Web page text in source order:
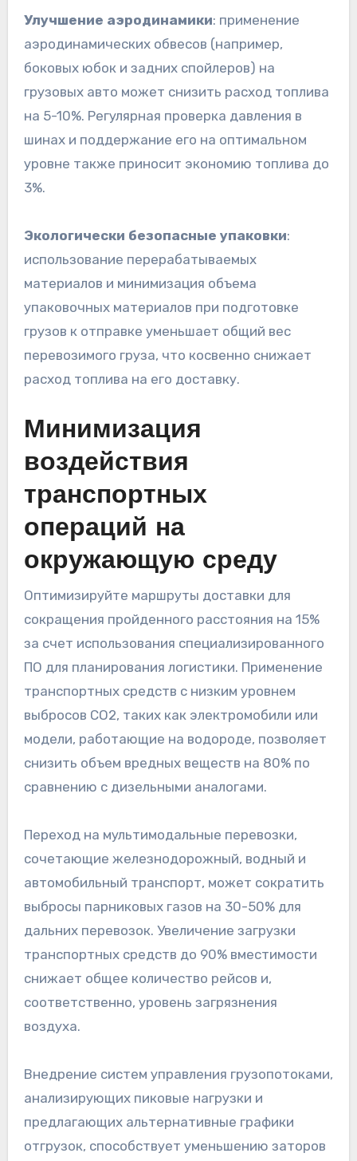
Улучшение аэродинамики: применение
аэродинамических обвесов (например,
боковых юбок и задних спойлеров) на
грузовых авто может снизить расход топлива
на 5-10%. Регулярная проверка давления в
шинах и поддержание его на оптимальном
уровне также приносит экономию топлива до
3%.
Экологически безопасные упаковки:
использование перерабатываемых
материалов и минимизация объема
упаковочных материалов при подготовке
грузов к отправке уменьшает общий вес
перевозимого груза, что косвенно снижает
расход топлива на его доставку.
Минимизация
воздействия
транспортных
операций на
окружающую среду
Оптимизируйте маршруты доставки для
сокращения пройденного расстояния на 15%
за счет использования специализированного
ПО для планирования логистики. Применение
транспортных средств с низким уровнем
выбросов CO2, таких как электромобили или
модели, работающие на водороде, позволяет
снизить объем вредных веществ на 80% по
сравнению с дизельными аналогами.
Переход на мультимодальные перевозки,
сочетающие железнодорожный, водный и
автомобильный транспорт, может сократить
выбросы парниковых газов на 30-50% для
дальних перевозок. Увеличение загрузки
транспортных средств до 90% вместимости
снижает общее количество рейсов и,
соответственно, уровень загрязнения
воздуха.
Внедрение систем управления грузопотоками,
анализирующих пиковые нагрузки и
предлагающих альтернативные графики
отгрузок, способствует уменьшению заторов